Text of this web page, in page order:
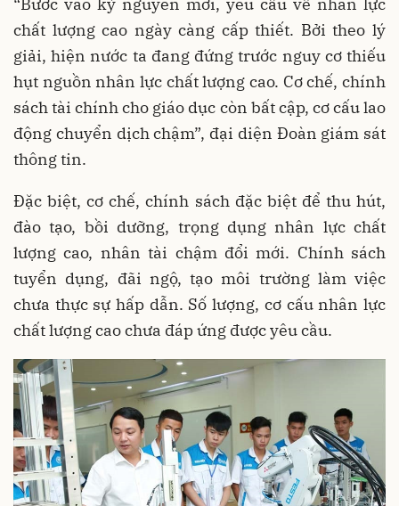
chất lượng cao ngày càng cấp thiết. Bởi theo lý
giải, hiện nước ta đang đứng trước nguy cơ thiếu
hụt nguồn nhân lực chất lượng cao. Cơ chế, chính
sách tài chính cho giáo dục còn bất cập, cơ cấu lao
động chuyển dịch chậm”, đại diện Đoàn giám sát
thông tin.
Đặc biệt, cơ chế, chính sách đặc biệt để thu hút,
đào tạo, bồi dưỡng, trọng dụng nhân lực chất
lượng cao, nhân tài chậm đổi mới. Chính sách
tuyển dụng, đãi ngộ, tạo môi trường làm việc
chưa thực sự hấp dẫn. Số lượng, cơ cấu nhân lực
chất lượng cao chưa đáp ứng được yêu cầu.